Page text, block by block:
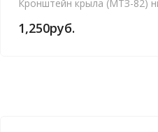
Кронштейн крыла (МТЗ-82)
1,250руб.